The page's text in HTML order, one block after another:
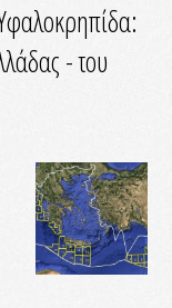
- του